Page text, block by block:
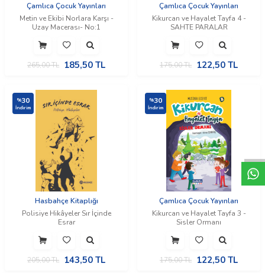
Çamlıca Çocuk Yayınları
Metin ve Ekibi Norlara Karşı -
Uzay Macerası- No:1
265,00TL 185,50 TL
Çamlıca Çocuk Yayınları
Kikurcan ve Hayalet Tayfa 4 -
SAHTE PARALAR
175,00TL 122,50 TL
%30
İndirim
Hasbahçe Kitaplığı
Polisiye Hikâyeler Sır İçinde
Esrar
205,00TL 143,50 TL
%30
İndirim
Çamlıca Çocuk Yayınları
Kikurcan ve Hayalet Tayfa 3 -
Sisler Ormanı
175,00TL 122,50 TL